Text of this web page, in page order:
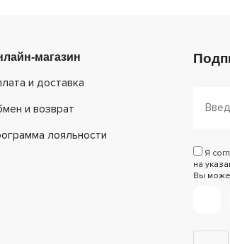
магазин
и доставка
и возврат
лояльности
Я
на
Вы